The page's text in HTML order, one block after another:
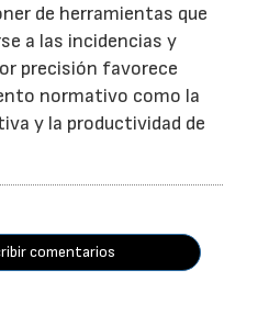
de herramientas que
a las incidencias y
precisión favorece
normativo como la
y la productividad de
comentarios